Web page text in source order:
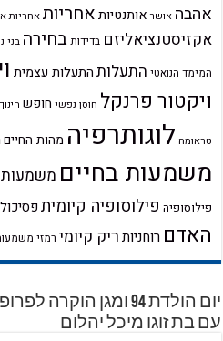
אהבה אושר אותנטיותאחריותאחריות
אקזיסטנציאליזם בדידותבחירה בני
המימד הנואטי התעלותהתעלות עצמית
ויקטור פרנקל חוסן נפשי חופש חינוך
טראומה לוגותרפיה מהות החיים
משמעות בחיים משמעות
פילוסופיה פילוסופיה קיומית
האדם רוחניותריק קיומי רמזי
עם בת זוגו מיכל יהלום